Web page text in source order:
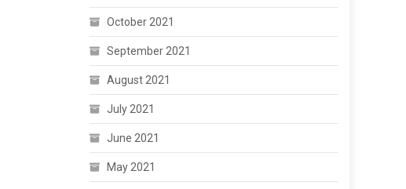
October 2021
September 2021
August 2021
July 2021
June 2021
May 2021